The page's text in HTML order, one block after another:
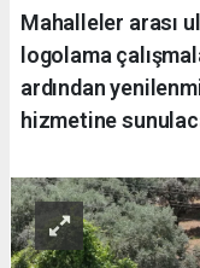
Mahalleler arası
logolama
ardından
hizmetine